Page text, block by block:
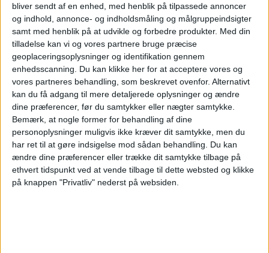
bliver sendt af en enhed, med henblik på tilpassede annoncer
og indhold, annonce- og indholdsmåling og målgruppeindsigter
samt med henblik på at udvikle og forbedre produkter. Med din
tilladelse kan vi og vores partnere bruge præcise
geoplaceringsoplysninger og identifikation gennem
enhedsscanning. Du kan klikke her for at acceptere vores og
vores partneres behandling, som beskrevet ovenfor. Alternativt
kan du få adgang til mere detaljerede oplysninger og ændre
dine præferencer, før du samtykker eller nægter samtykke.
Bemærk, at nogle former for behandling af dine
personoplysninger muligvis ikke kræver dit samtykke, men du
har ret til at gøre indsigelse mod sådan behandling.
Du kan
ændre dine præferencer eller trække dit samtykke tilbage på
ethvert tidspunkt ved at vende tilbage til dette websted og klikke
på knappen "Privatliv" nederst på websiden.
Apollo køber
Easyjet efter